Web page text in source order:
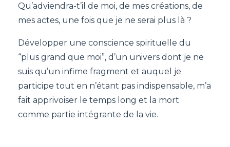
Qu’adviendra-t’il de moi, de mes créations, de
mes actes, une fois que je ne serai plus là ?
Développer une conscience spirituelle du
“plus grand que moi”, d’un univers dont je ne
suis qu’un infime fragment et auquel je
participe tout en n’étant pas indispensable, m’a
fait apprivoiser le temps long et la mort
comme partie intégrante de la vie.